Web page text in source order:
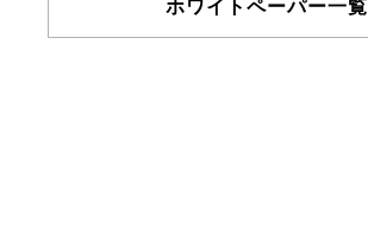
ホワイトペーパー一覧